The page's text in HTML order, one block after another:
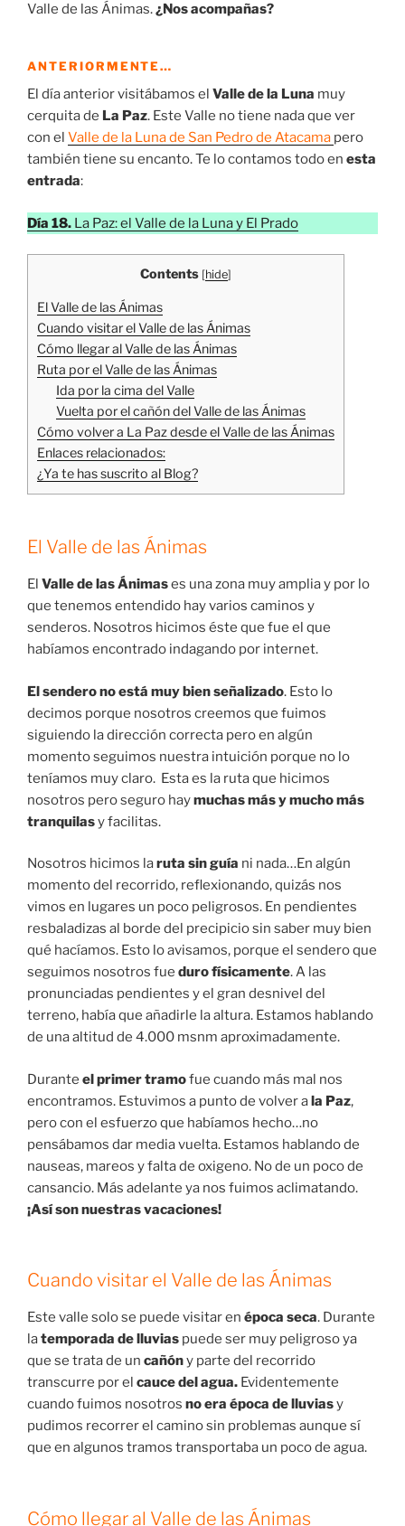
Valle de las Ánimas.¿Nos acompañas?
ANTERIORMENTE…
El día anterior visitábamos el Valle de la Luna muy
cerquita de La Paz. Este Valle no tiene nada que ver
con el Valle de la Luna de San Pedro de Atacama pero
también tiene su encanto. Te lo contamos todo en esta
entrada:
Día 18. La Paz: el Valle de la Luna y El Prado
Contents [hide]
El Valle de las Ánimas
Cuando visitar el Valle de las Ánimas
Cómo llegar al Valle de las Ánimas
Ruta por el Valle de las Ánimas
Ida por la cima del Valle
Vuelta por el cañón del Valle de las Ánimas
Cómo volver a La Paz desde el Valle de las Ánimas
Enlaces relacionados:
¿Ya te has suscrito al Blog?
El Valle de las Ánimas
El Valle de las Ánimases una zona muy amplia y por lo
que tenemos entendido hay varios caminos y
senderos. Nosotros hicimos éste que fue el que
habíamos encontrado indagando por internet.
El sendero no está muy bien señalizado. Esto lo
decimos porque nosotros creemos que fuimos
siguiendo la dirección correcta pero en algún
momento seguimos nuestra intuición porque no lo
teníamos muy claro. Esta es la ruta que hicimos
nosotros pero seguro haymuchas más y mucho más
tranquilasy facilitas.
Nosotros hicimos laruta sin guía ni nada…En algún
momento del recorrido, reflexionando, quizás nos
vimos en lugares un poco peligrosos. En pendientes
resbaladizas al borde del precipicio sin saber muy bien
qué hacíamos. Esto lo avisamos, porque el sendero que
seguimos nosotros fue duro físicamente. A las
pronunciadas pendientes y el gran desnivel del
terreno, había que añadirle la altura. Estamos hablando
de una altitud de 4.000 msnm aproximadamente.
Durante el primer tramofue cuando más mal nos
encontramos. Estuvimos a punto de volver ala Paz,
pero con el esfuerzo que habíamos hecho…no
pensábamos dar media vuelta. Estamos hablando de
nauseas, mareos y falta de oxigeno. No de un poco de
cansancio. Más adelante ya nos fuimos aclimatando.
¡Así son nuestras vacaciones!
Cuando visitar el Valle de las Ánimas
Este valle solo se puede visitar en época seca. Durante
latemporada de lluvias puede ser muy peligroso ya
que se trata de un cañóny parte del recorrido
transcurre por el cauce del agua. Evidentemente
cuando fuimos nosotros no era época de lluviasy
pudimos recorrer el camino sin problemas aunque sí
que en algunos tramos transportaba un poco de agua.
Cómo llegar al Valle de las Ánimas